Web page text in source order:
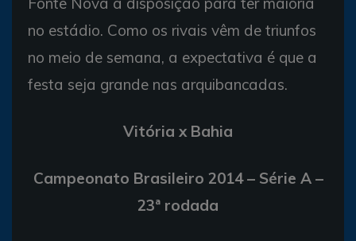
no estádio. Como os rivais vêm de triunfos
no meio de semana, a expectativa é que a
festa seja grande nas arquibancadas.
Vitória x Bahia
Campeonato Brasileiro 2014 – Série A –
23ª rodada